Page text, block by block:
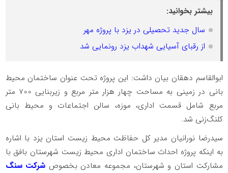
بیشتر بخوانید:
سال جدید تحصیلی در یزد با پروژه مهر
از رقبای آسیایی شهداب یزد رونمایی شد
ابوالقاسم دهقان بیان داشت: این پروژه تحت عنوان ساختمان محیط
بانی در زمینی به مساحت چهار هزار متر مربع و زیربنایی 700 متر
مربع شامل قسمت اداری، موزه، سالن اجتماعات و محیط بانی
کلنگ‌زنی شد.
سیدرضا نورانیان مدیر کل حفاظت محیط زیست استان یزد با اشاره
به اینکه پروژه احداث ساختمان اداری محیط زیست شهرستان بافق با
مشارکت استان و شهرستان، مجموعه معادن بخصوص شرکت سنگ